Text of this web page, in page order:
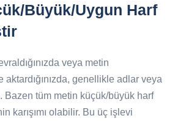
Büyük/Uygun Harf
veya metin
aktardığınızda, genellikle adlar veya
Bazen tüm metin küçük/büyük harf
karışımı olabilir. Bu üç işlevi